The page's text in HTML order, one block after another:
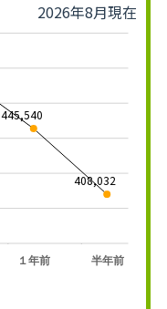
2026年8月現在
１年前 半年前
445,540
408,032